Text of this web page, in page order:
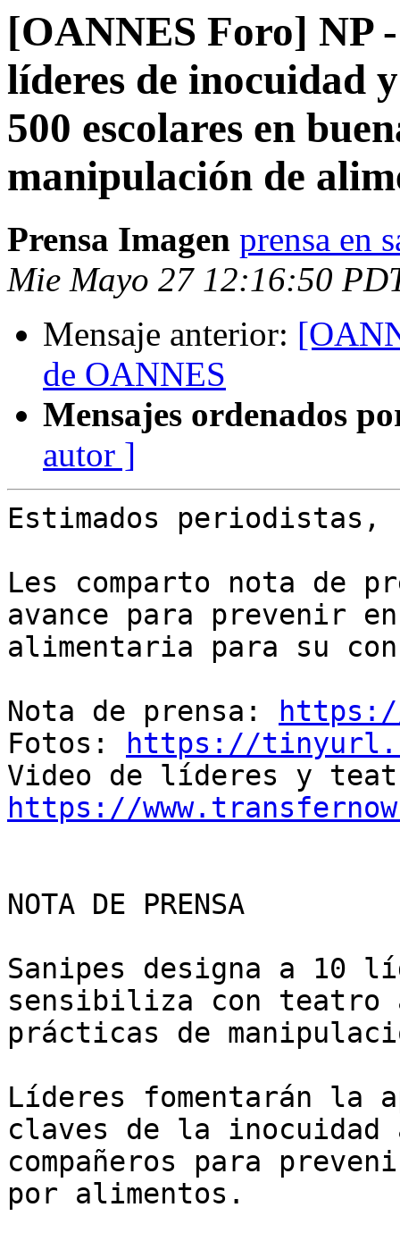
[OANNES Foro] NP
líderes de inocuidad
500 escolares en
manipulación de
Prensa Imagen prensa en
Mie Mayo 27 12:16:50
Mensaje anterior:
de OANNES
Mensajes ordenados
autor ]
Estimados periodistas,
Les comparto nota de
avance para prevenir
alimentaria para su
Nota de prensa:
https://
Fotos:
https://
https://
NOTA DE PRENSA
Sanipes designa a 10
sensibiliza con teatro
prácticas de
Líderes fomentarán la
claves de la
compañeros para
por alimentos.